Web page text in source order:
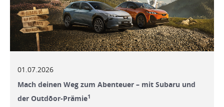
01.07.2026
Mach deinen Weg zum Abenteuer – mit Subaru und
der Outdōor-Prämie1